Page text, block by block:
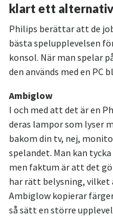
klart ett
Philips berättar att de
bästa spelupplevelsen
konsol. När man spelar
den används med en PC
Ambiglow
I och med att det är en
deras lampor som lyser
bakom din tv, nej,
spelandet. Man kan
men faktum är att det
har rätt belysning,
Ambiglow kopierar
så sätt en större